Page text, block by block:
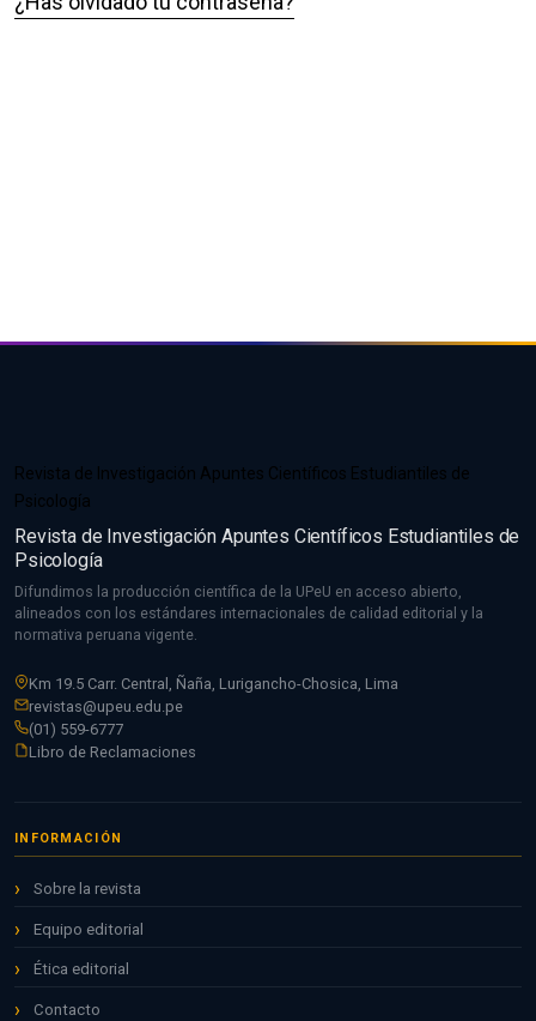
Revista de Investigación Apuntes Científicos Estudiantiles de
Psicología
Revista de Investigación Apuntes Científicos Estudiantiles de
Psicología
Difundimos la producción científica de la UPeU en acceso abierto,
alineados con los estándares internacionales de calidad editorial y la
normativa peruana vigente.
Km 19.5 Carr. Central, Ñaña, Lurigancho-Chosica, Lima
revistas@upeu.edu.pe
(01) 559-6777
Libro de Reclamaciones
INFORMACIÓN
Sobre la revista
Equipo editorial
Ética editorial
Contacto